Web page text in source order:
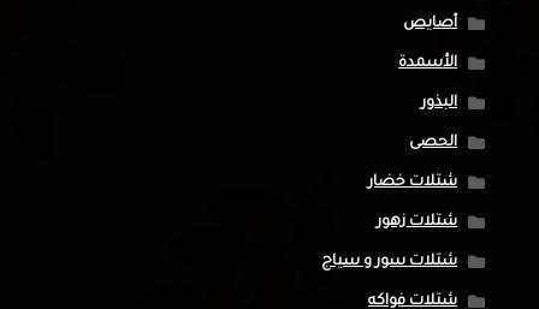
أصايص
الأسمدة
البذور
الحصى
شتلات خضار
شتلات زهور
شتلات سور و سياج
شتلات فواكه